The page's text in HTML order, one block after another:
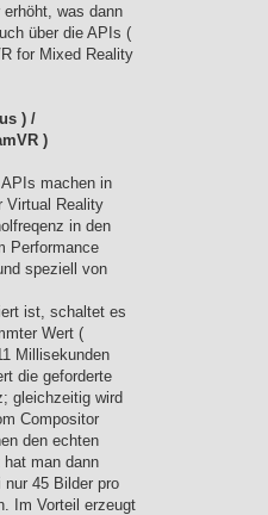
was dann
über die APIs (
for Mixed Reality
) /
)
machen in
Virtual Reality
in den
Performance
speziell von
ist, schaltet es
Wert (
Millisekunden
die geforderte
gleichzeitig wird
Compositor
den echten
man dann
45 Bilder pro
Im Vorteil erzeugt